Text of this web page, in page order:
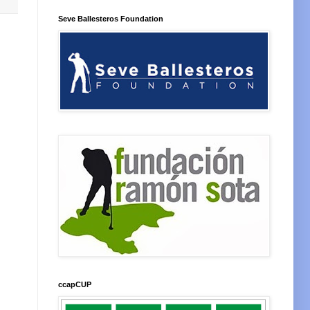
Seve Ballesteros Foundation
ccapCUP